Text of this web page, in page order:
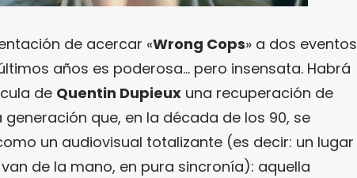
de acercar «Wrong Cops» a dos eventos
años es poderosa… pero insensata. Habrá
de Quentin Dupieux una recuperación de
que, en la década de los 90, se
un audiovisual totalizante (es decir: un lugar
de la mano, en pura sincronía): aquella